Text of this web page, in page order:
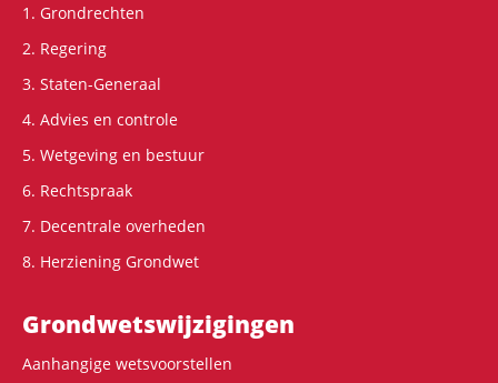
1. Grondrechten
2. Regering
3. Staten-Generaal
4. Advies en controle
5. Wetgeving en bestuur
6. Rechtspraak
7. Decentrale overheden
8. Herziening Grondwet
Grondwets­wijzigingen
Aanhangige wetsvoorstellen